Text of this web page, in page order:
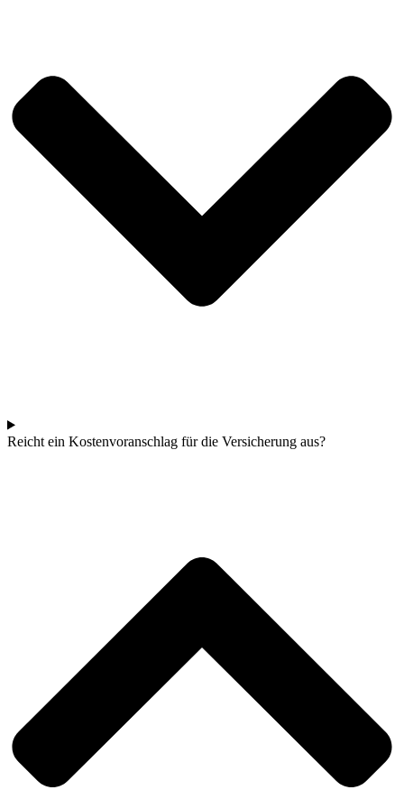
Reicht ein Kostenvoranschlag für die Versicherung aus?